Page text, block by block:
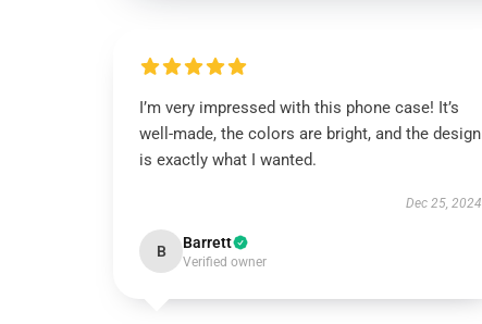
I’m very impressed with this phone case! It’s
well-made, the colors are bright, and the design
is exactly what I wanted.
Dec 25, 2024
B Barrett
Verified owner